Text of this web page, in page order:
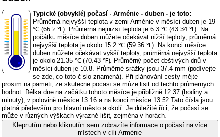
Typické (obvyklé) počasí - Arménie - duben - je toto:
Průměrná nejvyšší teplota v zemi Arménie v měsíci duben je 19
℃ (66.2 ℉). Průměrná nejnižší teplota je 6.3 ℃ (43.34 ℉). Na
počátku měsíce duben můžete očekávat nižší teploty, průměrná
nejvyšší teplota je okolo 15.2 ℃ (59.36 ℉). Na konci měsíce
duben můžete očekávat vyšší teploty, průměrná nejvyšší teplota
je okolo 21.35 ℃ (70.43 ℉). Průměrný počet deštivých dnů v
měsíci duben je 10.8. Průměrné srážky jsou 37.4 mm (podívejte
se zde, co toto číslo znamená). Při plánování cesty mějte
prosím na paměti, že skutečné počasí se může lišit od těchto průměrných
hodnot. Délka dne na začátku tohoto měsíce je přibližně 12:37 (hodiny a
minuty), v polovině měsíce 13:16 a na konci měsíce 13:52.Tato čísla jsou
platná především pro hlavní město a okolí. Je důležité říci, že počasí se
může v různých výškách výrazně lišit, zejména v horách.
Klepnutím nebo kliknutím sem zobrazíte informace o počasí na více
místech v cíli Arménie